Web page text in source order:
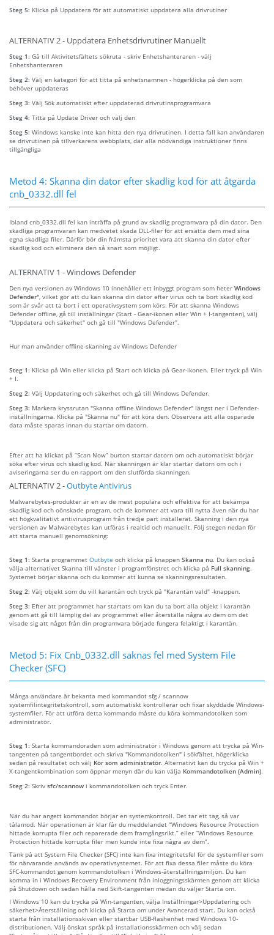
Steg 5: Klicka på Uppdatera för att automatiskt uppdatera alla drivrutiner
ALTERNATIV 2 - Uppdatera Enhetsdrivrutiner Manuellt
Steg 1: Gå till Aktivitetsfältets sökruta - skriv Enhetshanteraren - välj
Enhetshanteraren
Steg 2: Välj en kategori för att titta på enhetsnamnen - högerklicka på den som
behöver uppdateras
Steg 3: Välj Sök automatiskt efter uppdaterad drivrutinsprogramvara
Steg 4: Titta på Update Driver och välj den
Steg 5: Windows kanske inte kan hitta den nya drivrutinen. I detta fall kan användaren
se drivrutinen på tillverkarens webbplats, där alla nödvändiga instruktioner finns
tillgängliga
Metod 4: Skanna din dator efter skadlig kod för att åtgärda
cnb_0332.dll fel
Ibland cnb_0332.dll fel kan inträffa på grund av skadlig programvara på din dator. Den
skadliga programvaran kan medvetet skada DLL-filer för att ersätta dem med sina
egna skadliga filer. Därför bör din främsta prioritet vara att skanna din dator efter
skadlig kod och eliminera den så snart som möjligt.
ALTERNATIV 1 - Windows Defender
Den nya versionen av Windows 10 innehåller ett inbyggt program som heter Windows
Defender" , vilket gör att du kan skanna din dator efter virus och ta bort skadlig kod
som är svår att ta bort i ett operativsystem som körs. För att skanna Windows
Defender offline, gå till inställningar (Start - Gear-ikonen eller Win + I-tangenten), välj
"Uppdatera och säkerhet" och gå till "Windows Defender".
Hur man använder offline-skanning av Windows Defender
Steg 1: Klicka på Win eller klicka på Start och klicka på Gear-ikonen. Eller tryck på Win
+ I.
Steg 2: Välj Uppdatering och säkerhet och gå till Windows Defender.
Steg 3: Markera kryssrutan "Skanna offline Windows Defender" längst ner i Defender-
inställningarna. Klicka på "Skanna nu" för att köra den. Observera att alla osparade
data måste sparas innan du startar om datorn.
Efter att ha klickat på “Scan Now” burton startar datorn om och automatiskt börjar
söka efter virus och skadlig kod. När skanningen är klar startar datorn om och i
aviseringarna ser du en rapport om den slutförda skanningen.
ALTERNATIV 2 -Outbyte Antivirus
Malwarebytes-produkter är en av de mest populära och effektiva för att bekämpa
skadlig kod och oönskade program, och de kommer att vara till nytta även när du har
ett högkvalitativt antivirusprogram från tredje part installerat. Skanning i den nya
versionen av Malwarebytes kan utföras i realtid och manuellt. Följ stegen nedan för
att starta manuell genomsökning:
Steg 1: Starta programmet Outbyte och klicka på knappen Skanna nu. Du kan också
välja alternativet Skanna till vänster i programfönstret och klicka på Full skanning.
Systemet börjar skanna och du kommer att kunna se skanningsresultaten.
Steg 2: Välj objekt som du vill karantän och tryck på "Karantän vald" -knappen.
Steg 3: Efter att programmet har startats om kan du ta bort alla objekt i karantän
genom att gå till lämplig del av programmet eller återställa några av dem om det
visade sig att något från din programvara började fungera felaktigt i karantän.
Metod 5: Fix Cnb_0332.dll saknas fel med System File
Checker (SFC)
Många användare är bekanta med kommandot sfg / scannow
systemfilintegritetskontroll, som automatiskt kontrollerar och fixar skyddade Windows-
systemfiler. För att utföra detta kommando måste du köra kommandotolken som
administratör.
Steg 1: Starta kommandoraden som administratör i Windows genom att trycka på Win-
tangenten på tangentbordet och skriva "Kommandotolken" i sökfältet, högerklicka
sedan på resultatet och välj Kör som administratör. Alternativt kan du trycka på Win +
X-tangentkombination som öppnar menyn där du kan välja Kommandotolken (Admin).
Steg 2: Skriv sfc/scannow i kommandotolken och tryck Enter.
När du har angett kommandot börjar en systemkontroll. Det tar ett tag, så var
tålamod. När operationen är klar får du meddelandet “Windows Resource Protection
hittade korrupta filer och reparerade dem framgångsrikt.” eller “Windows Resource
Protection hittade korrupta filer men kunde inte fixa några av dem”.
Tänk på att System File Checker (SFC) inte kan fixa integritetsfel för de systemfiler som
för närvarande används av operativsystemet. För att fixa dessa filer måste du köra
SFC-kommandot genom kommandotolken i Windows-återställningsmiljön. Du kan
komma in i Windows Recovery Environment från inloggningsskärmen genom att klicka
på Shutdown och sedan hålla ned Skift-tangenten medan du väljer Starta om.
I Windows 10 kan du trycka på Win-tangenten, välja Inställningar>Uppdatering och
säkerhet>Återställning och klicka på Starta om under Avancerad start. Du kan också
starta från installationsskivan eller startbar USB-flashenhet med Windows 10-
distributionen. Välj önskat språk på installationsskärmen och välj sedan